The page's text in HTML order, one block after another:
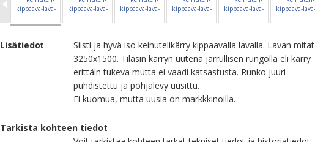
Lisätiedot
Siisti ja hyvä iso keinutelikärry kippaavalla lavalla. Lavan mitat
3250x1500. Tilasin kärryn uutena jarrullisen rungolla eli kärry
erittäin tukeva mutta ei vaadi katsastusta. Runko juuri
puhdistettu ja pohjalevy uusittu.
Ei kuomua, mutta uusia on markkkinoilla.
Tarkista kohteen tiedot